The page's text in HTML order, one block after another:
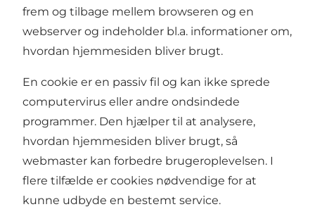
frem og tilbage mellem browseren og en
webserver og indeholder bl.a. informationer om,
hvordan hjemmesiden bliver brugt.
En cookie er en passiv fil og kan ikke sprede
computervirus eller andre ondsindede
programmer. Den hjælper til at analysere,
hvordan hjemmesiden bliver brugt, så
webmaster kan forbedre brugeroplevelsen. I
flere tilfælde er cookies nødvendige for at
kunne udbyde en bestemt service.